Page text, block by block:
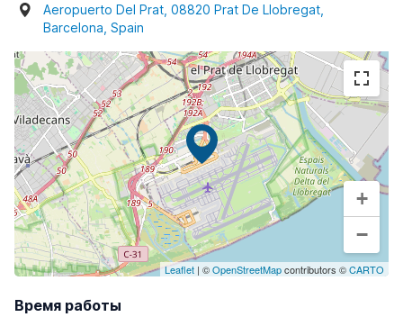
Aeropuerto Del Prat, 08820 Prat De Llobregat,
Barcelona, Spain
+
−
Leaflet | ©OpenStreetMapcontributors ©CARTO
Время работы